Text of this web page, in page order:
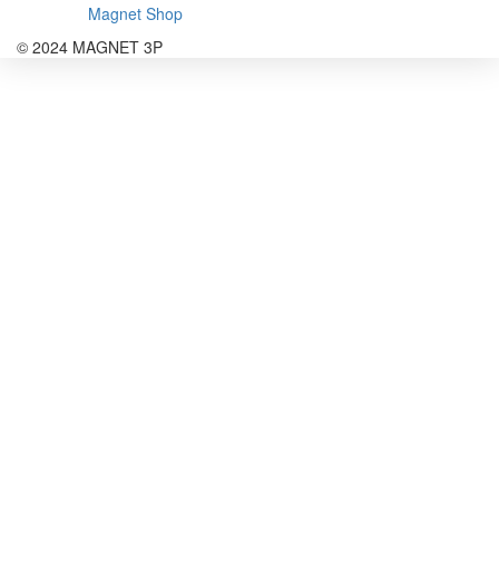
Magnet Shop
© 2024 MAGNET 3P